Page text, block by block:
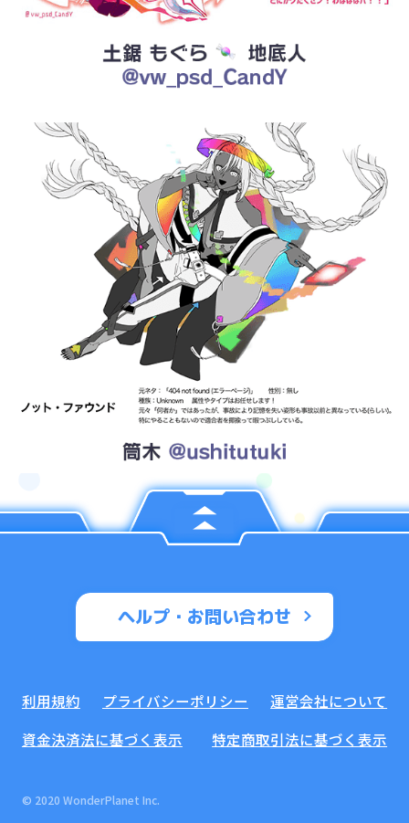
ヘルプ・お問い合わせ
利用規約 プライバシーポリシー
運営会社について
資金決済法に基づく表示
特定商取引法に基づく表示
© 2020 WonderPlanet Inc.